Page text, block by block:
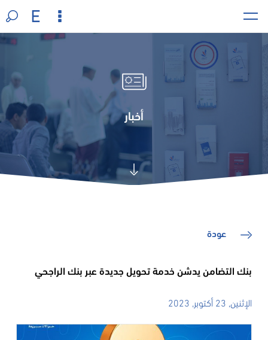
أخبار
عودة
بنك التضامن يدشن خدمة تحويل جديدة عبر بنك الراجحي
الإثنين, 23 أكتوبر, 2023